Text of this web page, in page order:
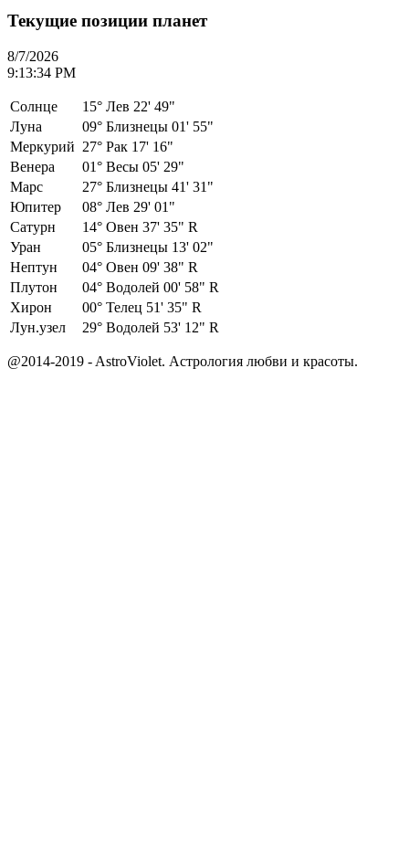
Текущие позиции планет
8/7/2026
9:13:34 PM
Солнце 15° Лев 22' 49"
Луна
09° Близнецы 01' 55"
Меркурий 27° Рак 17' 16"
Венера
01° Весы 05' 29"
Марс
27° Близнецы 41' 31"
Юпитер
08° Лев 29' 01"
Сатурн
14° Овен 37' 35" R
Уран
05° Близнецы 13' 02"
Нептун
04° Овен 09' 38" R
Плутон
04° Водолей 00' 58" R
Хирон
00° Телец 51' 35" R
Лун.узел
29° Водолей 53' 12" R
@2014-2019 - AstroViolet. Астрология любви и красоты.